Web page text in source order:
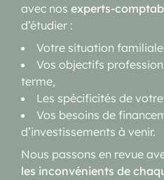
avec nos experts-
d’étudier :
Votre situation
Vos objectifs
terme,
Les spécificités de
Vos besoins de
d’investissements à venir.
Nous passons en revue
les inconvénients de